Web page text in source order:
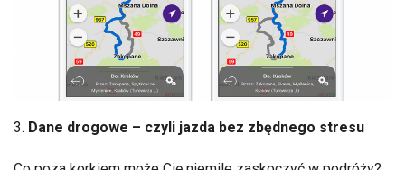
3. Dane drogowe – czyli jazda bez zbędnego stresu